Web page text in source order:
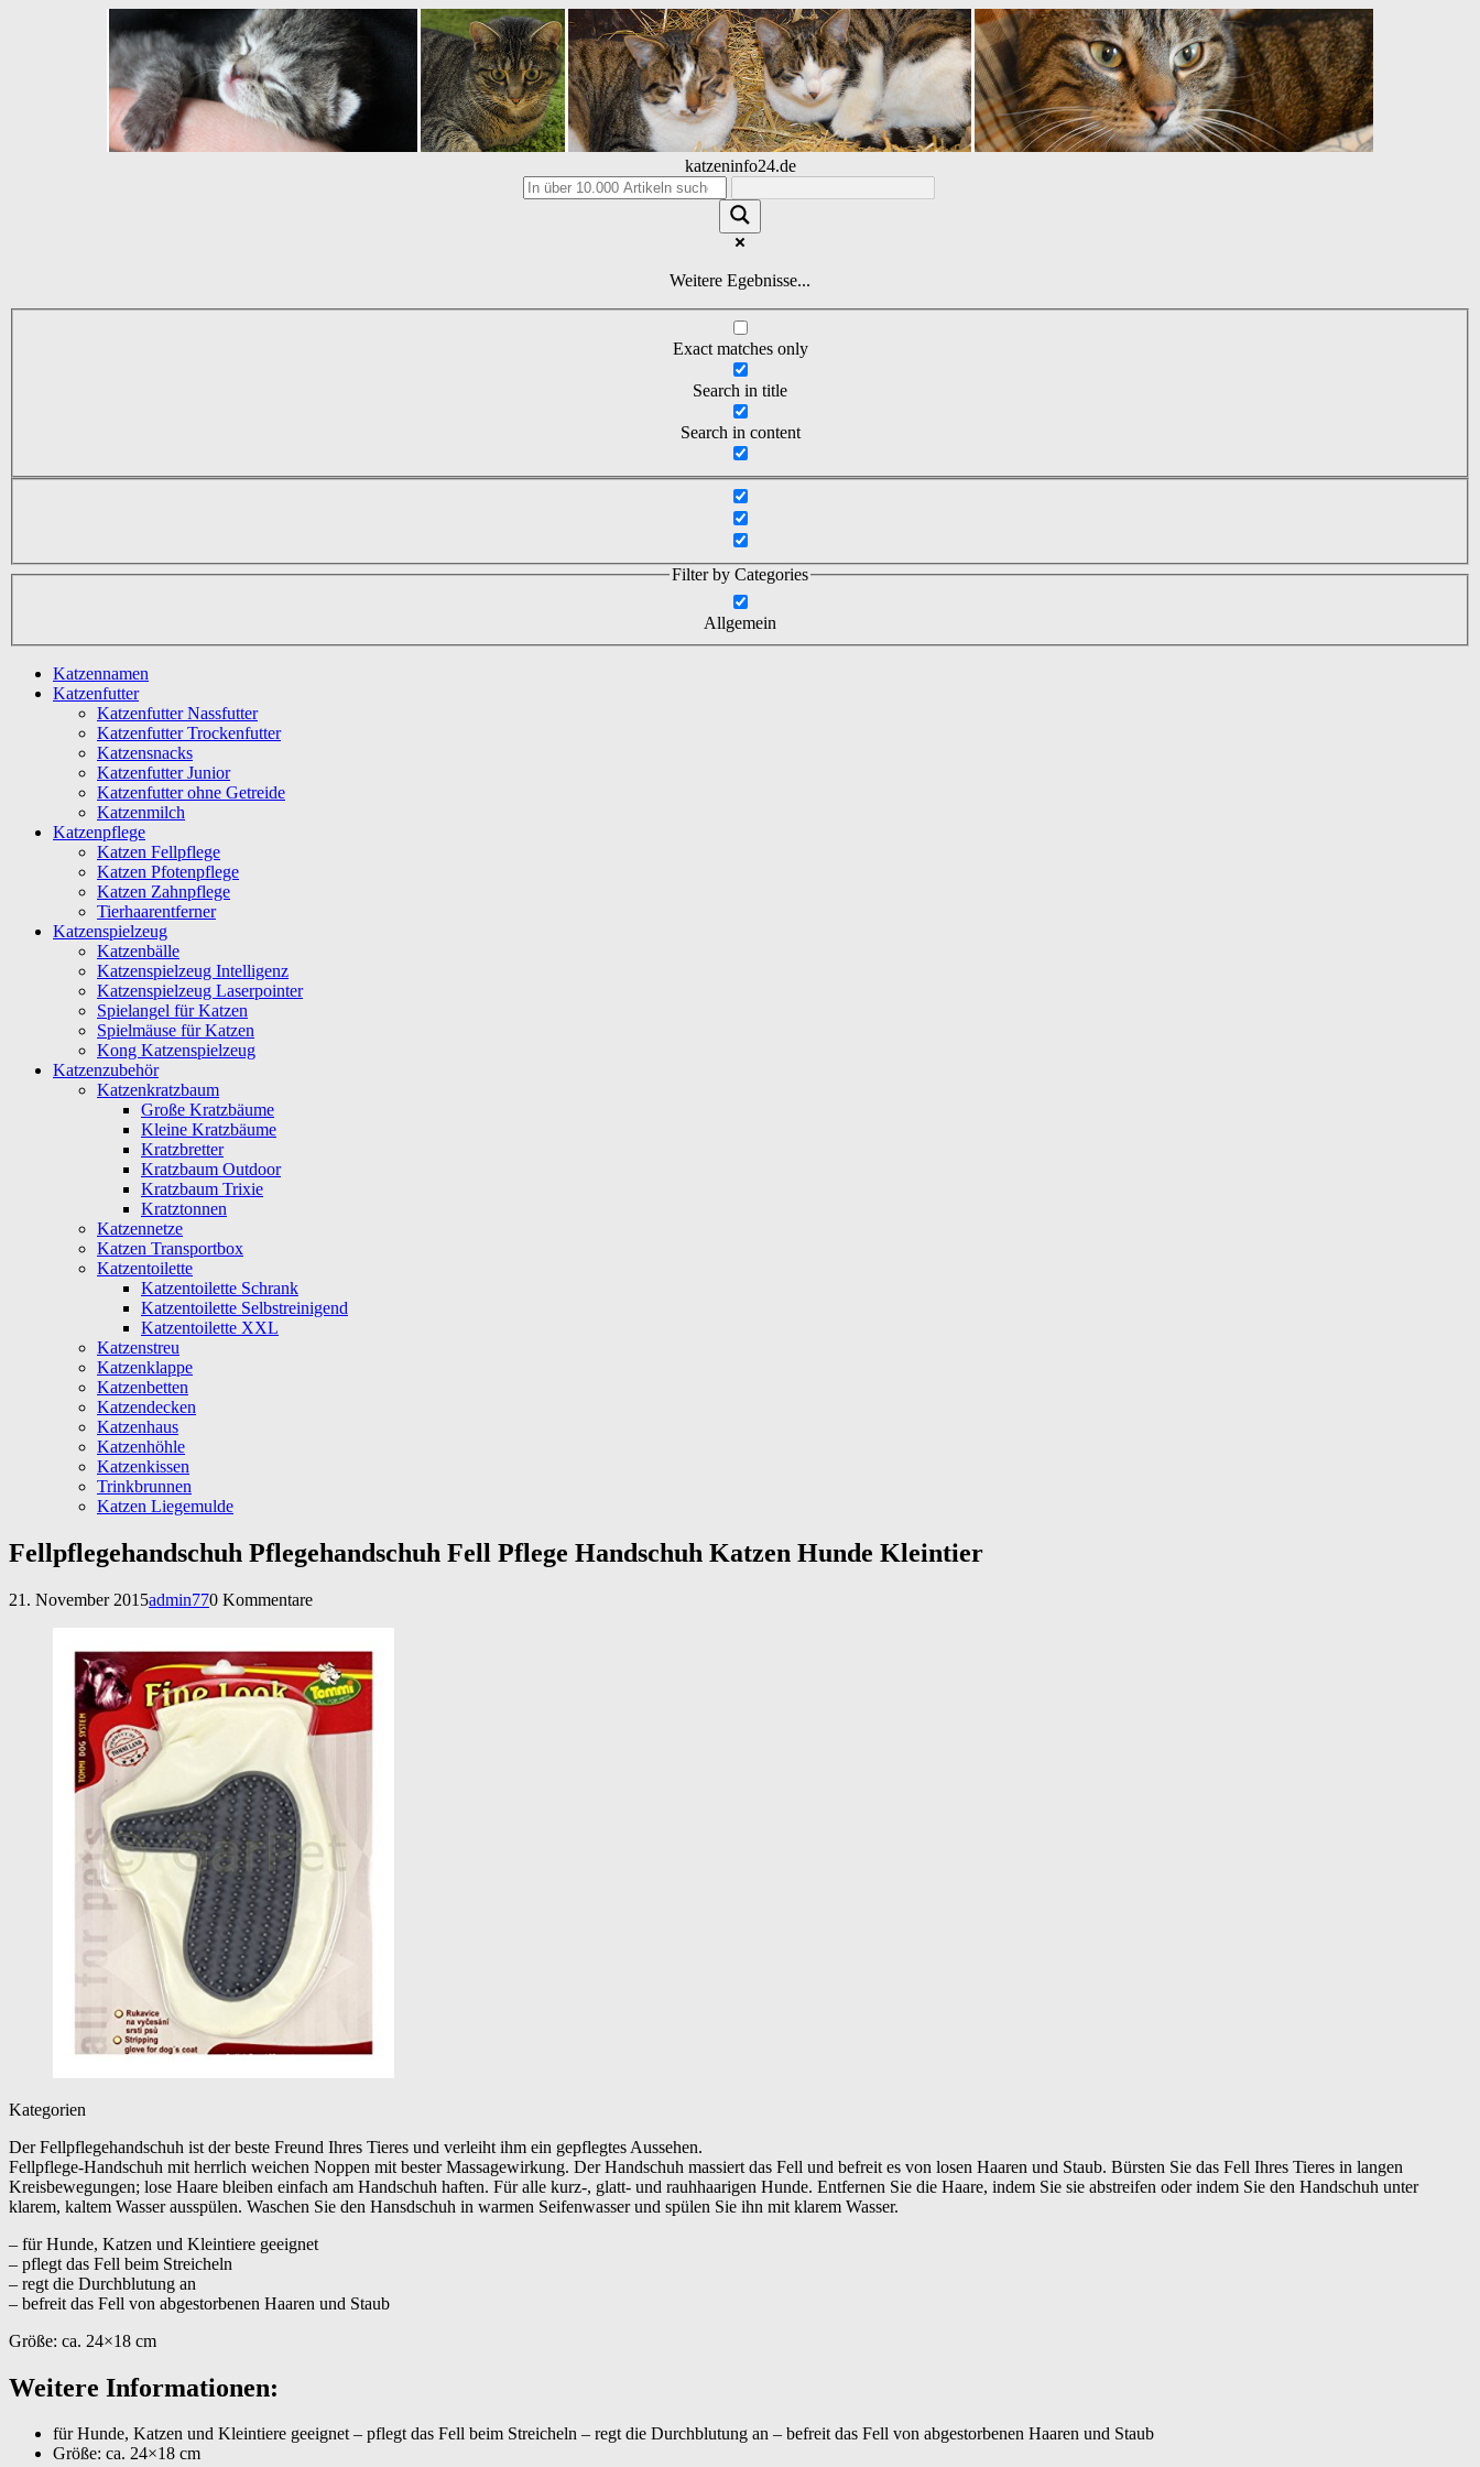
katzeninfo24.de
Weitere Egebnisse...
Exact matches only
Search in title
Search in content
Filter by Categories
Allgemein
Katzennamen
Katzenfutter
Katzenfutter Nassfutter
Katzenfutter Trockenfutter
Katzensnacks
Katzenfutter Junior
Katzenfutter ohne Getreide
Katzenmilch
Katzenpflege
Katzen Fellpflege
Katzen Pfotenpflege
Katzen Zahnpflege
Tierhaarentferner
Katzenspielzeug
Katzenbälle
Katzenspielzeug Intelligenz
Katzenspielzeug Laserpointer
Spielangel für Katzen
Spielmäuse für Katzen
Kong Katzenspielzeug
Katzenzubehör
Katzenkratzbaum
Große Kratzbäume
Kleine Kratzbäume
Kratzbretter
Kratzbaum Outdoor
Kratzbaum Trixie
Kratztonnen
Katzennetze
Katzen Transportbox
Katzentoilette
Katzentoilette Schrank
Katzentoilette Selbstreinigend
Katzentoilette XXL
Katzenstreu
Katzenklappe
Katzenbetten
Katzendecken
Katzenhaus
Katzenhöhle
Katzenkissen
Trinkbrunnen
Katzen Liegemulde
Fellpflegehandschuh Pflegehandschuh Fell Pflege Handschuh Katzen Hunde Kleintier
21. November 2015admin770 Kommentare
Kategorien
Der Fellpflegehandschuh ist der beste Freund Ihres Tieres und verleiht ihm ein gepflegtes Aussehen.
Fellpflege-Handschuh mit herrlich weichen Noppen mit bester Massagewirkung. Der Handschuh massiert das Fell und befreit es von losen Haaren und Staub. Bürsten Sie das Fell Ihres Tieres in langen
Kreisbewegungen; lose Haare bleiben einfach am Handschuh haften. Für alle kurz-, glatt- und rauhhaarigen Hunde. Entfernen Sie die Haare, indem Sie sie abstreifen oder indem Sie den Handschuh unter
klarem, kaltem Wasser ausspülen. Waschen Sie den Hansdschuh in warmen Seifenwasser und spülen Sie ihn mit klarem Wasser.
– für Hunde, Katzen und Kleintiere geeignet
– pflegt das Fell beim Streicheln
– regt die Durchblutung an
– befreit das Fell von abgestorbenen Haaren und Staub
Größe: ca. 24×18 cm
Weitere Informationen:
für Hunde, Katzen und Kleintiere geeignet – pflegt das Fell beim Streicheln – regt die Durchblutung an – befreit das Fell von abgestorbenen Haaren und Staub
Größe: ca. 24×18 cm